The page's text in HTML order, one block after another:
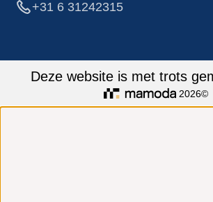
+31 6 31242315
Deze website is met trots
2026©